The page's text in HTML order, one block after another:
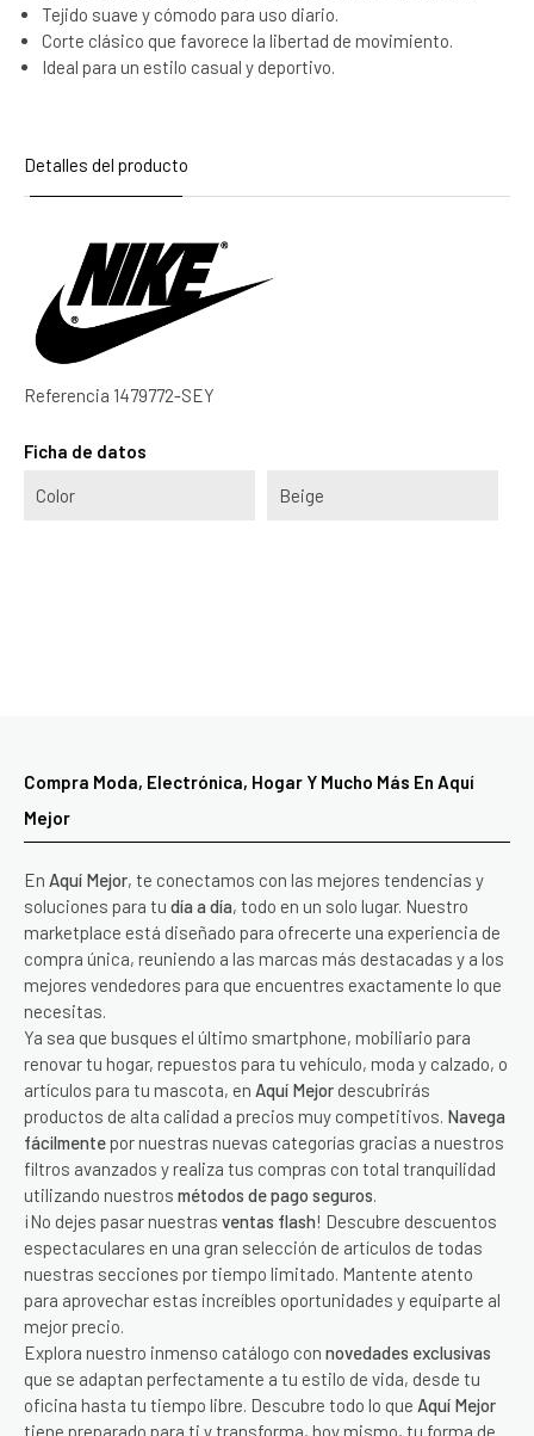
Tejido suave y cómodo para uso diario.
Corte clásico que favorece la libertad de movimiento.
Ideal para un estilo casual y deportivo.
Detalles del producto
Referencia 1479772-SEY
Ficha de datos
Color Beige
Compra Moda, Electrónica, Hogar Y Mucho Más En Aquí
Mejor
En Aquí Mejor, te conectamos con las mejores tendencias y
soluciones para tu día a día, todo en un solo lugar. Nuestro
marketplace está diseñado para ofrecerte una experiencia de
compra única, reuniendo a las marcas más destacadas y a los
mejores vendedores para que encuentres exactamente lo que
necesitas.
Ya sea que busques el último smartphone, mobiliario para
renovar tu hogar, repuestos para tu vehículo, moda y calzado, o
artículos para tu mascota, en Aquí Mejor descubrirás
productos de alta calidad a precios muy competitivos. Navega
fácilmente por nuestras nuevas categorías gracias a nuestros
filtros avanzados y realiza tus compras con total tranquilidad
utilizando nuestros métodos de pago seguros.
¡No dejes pasar nuestras ventas flash! Descubre descuentos
espectaculares en una gran selección de artículos de todas
nuestras secciones por tiempo limitado. Mantente atento
para aprovechar estas increíbles oportunidades y equiparte al
mejor precio.
Explora nuestro inmenso catálogo con novedades exclusivas
que se adaptan perfectamente a tu estilo de vida, desde tu
oficina hasta tu tiempo libre. Descubre todo lo que Aquí Mejor
tiene preparado para ti y transforma, hoy mismo, tu forma de